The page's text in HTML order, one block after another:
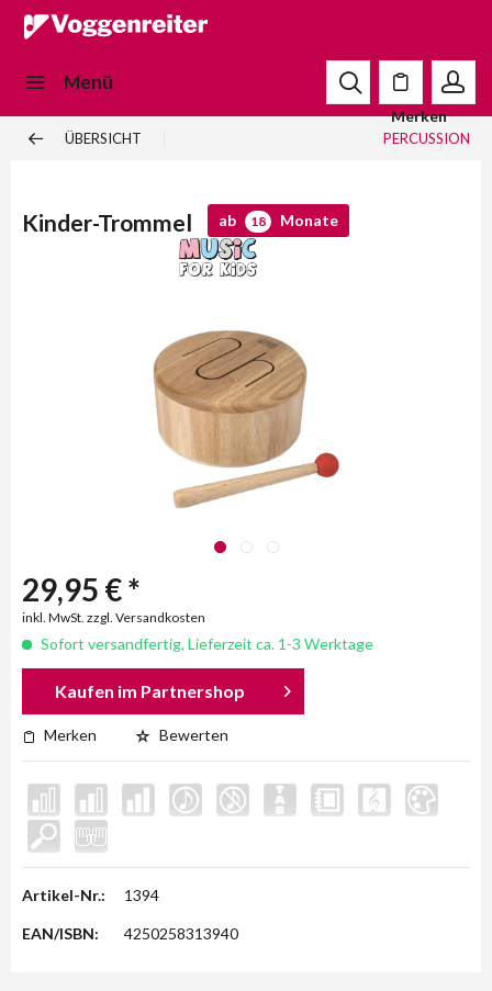
Menü
Merken
ÜBERSICHT PERCUSSION
Kinder-Trommel ab 18 Monate
29,95 € *
inkl. MwSt. zzgl. Versandkosten
Sofort versandfertig, Lieferzeit ca. 1-3 Werktage
Kaufen im Partnershop
Merken Bewerten
Artikel-Nr.: 1394
EAN/ISBN: 4250258313940